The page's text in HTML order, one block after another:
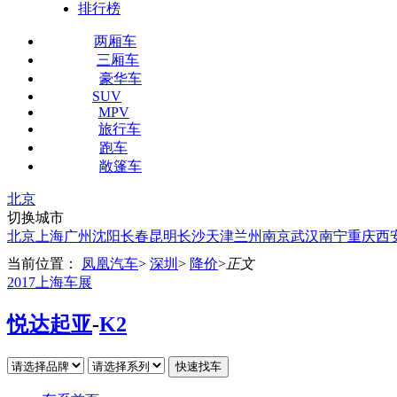
排行榜
两厢车
三厢车
豪华车
SUV
MPV
旅行车
跑车
敞篷车
北京
切换城市
北京 上海广州沈阳长春昆明长沙天津兰州南京武汉南宁重庆西
当前位置：
凤凰汽车> 深圳 > 降价>正文
2017上海车展
悦达起亚-K2